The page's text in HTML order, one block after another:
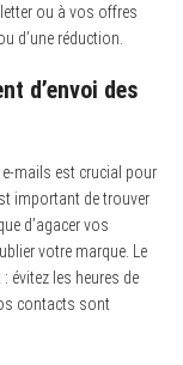
ou à vos offres
d’une réduction.
d’envoi des
e-mails est crucial pour
important de trouver
d’agacer vos
votre marque. Le
évitez les heures de
contacts sont